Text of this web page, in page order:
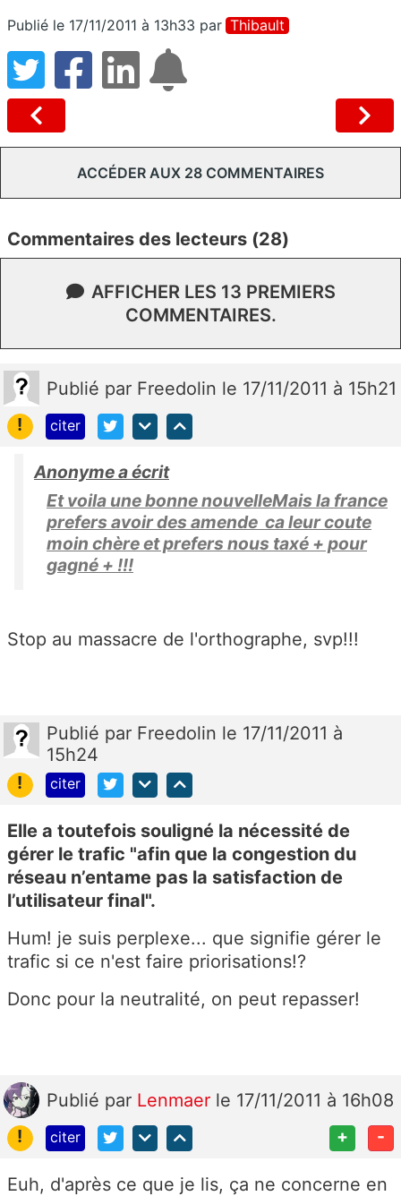
Publié le 17/11/2011 à 13h33 par Thibault
ACCÉDER AUX 28 COMMENTAIRES
Commentaires des lecteurs (28)
AFFICHER LES 13 PREMIERS
COMMENTAIRES.
Publié par Freedolin le 17/11/2011 à 15h21
!
citer
Anonyme a écrit
Et voila une bonne nouvelleMais la france
prefers avoir des amende ca leur coute
moin chère et prefers nous taxé + pour
gagné + !!!
Stop au massacre de l'orthographe, svp!!!
Publié par Freedolin le 17/11/2011 à
15h24
!
citer
Elle a toutefois souligné la nécessité de
gérer le trafic "afin que la congestion du
réseau n’entame pas la satisfaction de
l’utilisateur final".
Hum! je suis perplexe... que signifie gérer le
trafic si ce n'est faire priorisations!?
Donc pour la neutralité, on peut repasser!
Publié par Lenmaer le 17/11/2011 à 16h08
!
citer + -
Euh, d'après ce que je lis, ça ne concerne en